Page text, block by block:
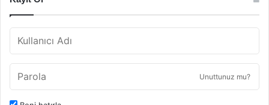
Unuttunuz mu?